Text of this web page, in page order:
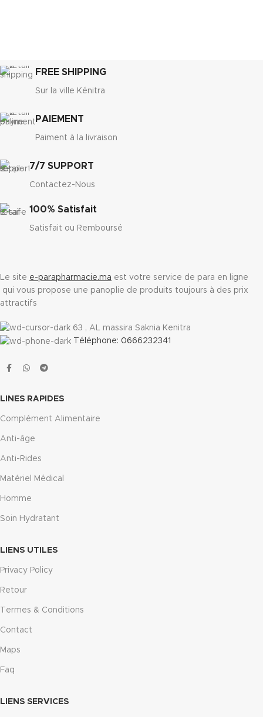
FREE SHIPPING
Sur la ville Kénitra
PAIEMENT
Paiment à la livraison
7/7 SUPPORT
Contactez-Nous
100% Satisfait
Satisfait ou Remboursé
Le site e-parapharmacie.ma est votre service de para en ligne
qui vous propose une panoplie de produits toujours à des prix
attractifs
63 , AL massira Saknia Kenitra
Téléphone: 0666232341
LINES RAPIDES
Complément Alimentaire
Anti-âge
Anti-Rides
Matériel Médical
Homme
Soin Hydratant
LIENS UTILES
Privacy Policy
Retour
Termes & Conditions
Contact
Maps
Faq
LIENS SERVICES